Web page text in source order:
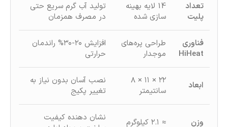
تعداد
پلیت
14 لایه بهینه‌
سازی شده
تولید آب گرم سریع حتی
در مصرف همزمان
فناوری
HiHeat
طراحی پره‌های
موجدار
افزایش ۲۰-۳۰% راندمان
حرارتی
ابعاد
۲۲ × ۱۱ × ۸
سانتیمتر
نصب آسان بدون نیاز به
تغییر پکیج
وزن ≈ ۲.۱ کیلوگرم
نشان‌ دهنده کیفیت